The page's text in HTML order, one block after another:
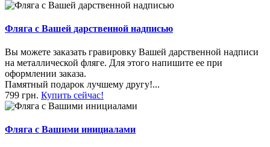
Фляга с Вашей дарственной надписью
Вы можете заказать гравировку Вашей дарственной надписи
на металлической фляге. Для этого напишите ее при
оформлении заказа.
Памятный подарок лучшему другу!...
799 грн. Купить сейчас!
Фляга с Вашими инициалами